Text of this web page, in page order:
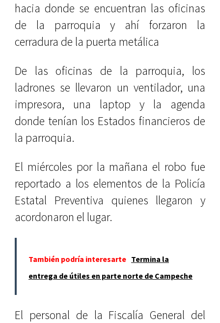
hacia donde se encuentran las oficinas
de la parroquia y ahí forzaron la
cerradura de la puerta metálica
De las oficinas de la parroquia, los
ladrones se llevaron un ventilador, una
impresora, una laptop y la agenda
donde tenían los Estados financieros de
la parroquia.
El miércoles por la mañana el robo fue
reportado a los elementos de la Policía
Estatal Preventiva quienes llegaron y
acordonaron el lugar.
También podría interesarte Termina la
entrega de útiles en parte norte de Campeche
El personal de la Fiscalía General del